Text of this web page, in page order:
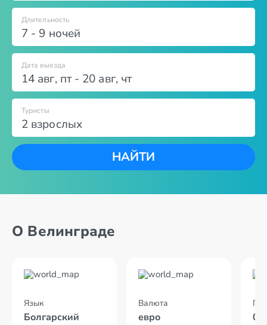
7 - 9 ночей
Длительность
Дата выезда
14 авг, пт- 20 авг, чт
2 взрослых
Туристы
НАЙТИ
О Велинграде
Язык
Болгарский
Валюта
евро